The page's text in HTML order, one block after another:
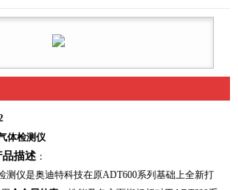
体检测仪
品描述 ：
测仪是奥迪特科技在原ADT600系列基础上全新打